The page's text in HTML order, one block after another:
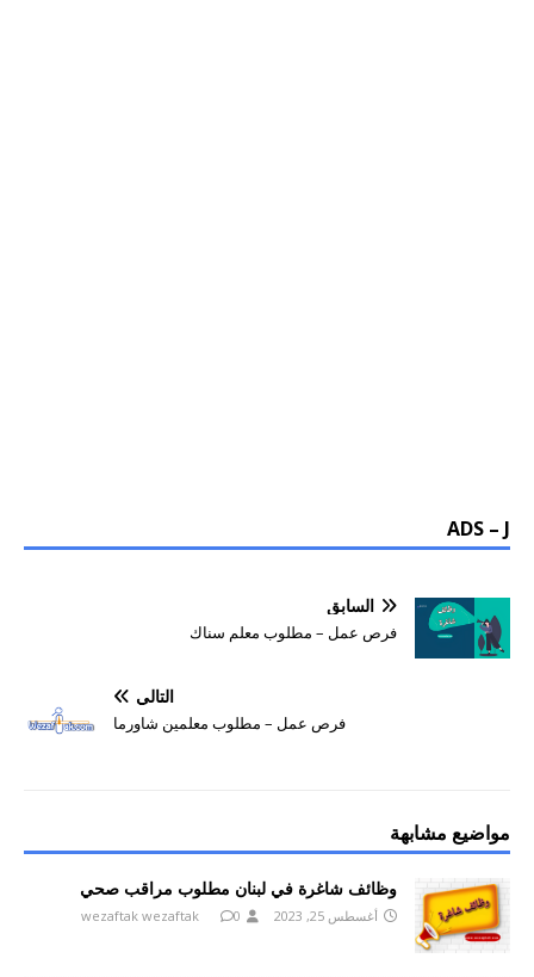
ADS – J
السابق
فرص عمل – مطلوب معلم سناك
التالي
فرص عمل – مطلوب معلمين شاورما
مواضيع مشابهة
وظائف شاغرة في لبنان مطلوب مراقب صحي
أغسطس 25, 2023 wezaftak wezaftak 0